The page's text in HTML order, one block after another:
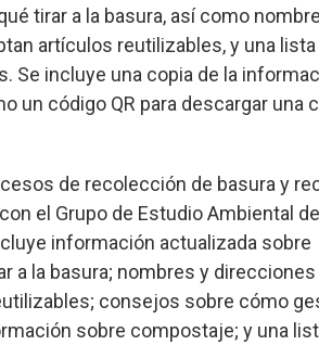
tirar a la basura, así como
artículos reutilizables, y una lista
incluye una copia de la
un código QR para descargar una
de recolección de basura y
el Grupo de Estudio Ambiental
información actualizada sobre
a la basura; nombres y direcciones
consejos sobre cómo
sobre compostaje; y una